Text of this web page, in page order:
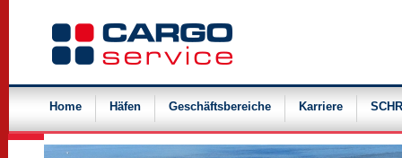
Navigation
überspringen
Home Häfen Geschäftsbereiche Karriere